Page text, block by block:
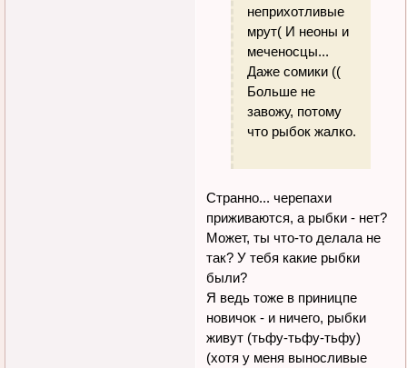
неприхотливые
мрут( И неоны и
меченосцы...
Даже сомики ((
Больше не
завожу, потому
что рыбок жалко.
Странно... черепахи
приживаются, а рыбки - нет?
Может, ты что-то делала не
так? У тебя какие рыбки
были?
Я ведь тоже в приницпе
новичок - и ничего, рыбки
живут (тьфу-тьфу-тьфу)
(хотя у меня выносливые